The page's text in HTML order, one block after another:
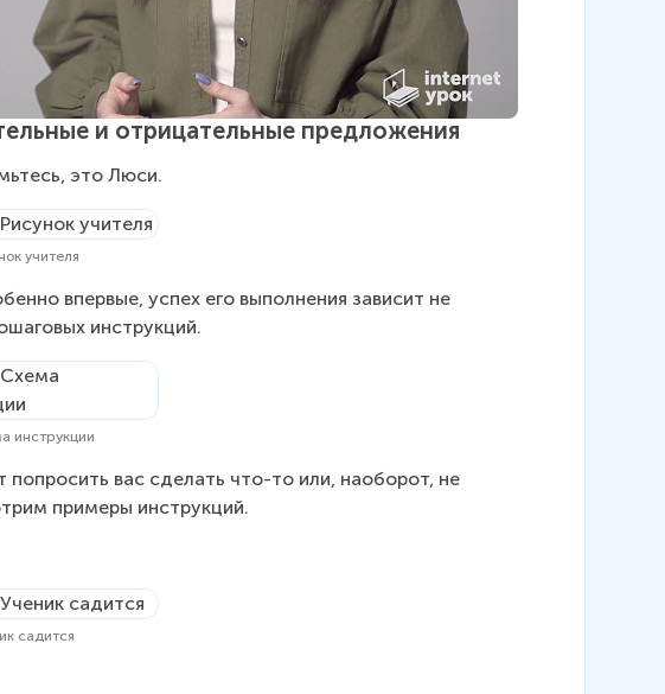
и отрицательные предложения
это Люси.
учителя
впервые, успех его выполнения зависит не
инструкций.
инструкции
вас сделать что-то или, наоборот, не
примеры инструкций.
садится